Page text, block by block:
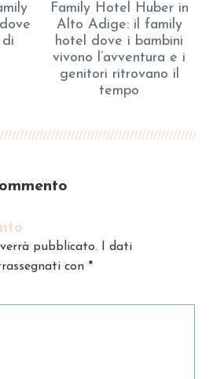
Family Hotel Huber in
Alto Adige: il family
hotel dove i bambini
vivono l’avventura e i
genitori ritrovano il
tempo
pubblicato. I dati
con *